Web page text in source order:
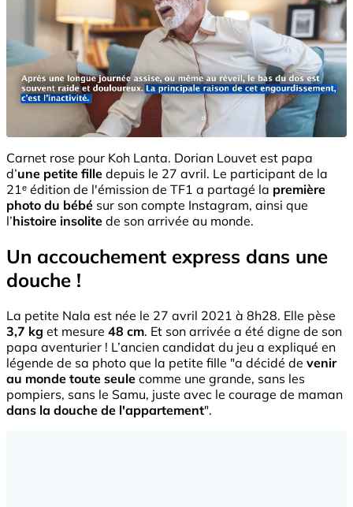
Carnet rose pour Koh Lanta. Dorian Louvet est papa
d’une petite fille depuis le 27 avril. Le participant de la
21ᵉ édition de l'émission de TF1 a partagé la première
photo du bébé sur son compte Instagram, ainsi que
l’histoire insolite de son arrivée au monde.
Un accouchement express dans une
douche !
La petite Nala est née le 27 avril 2021 à 8h28. Elle pèse
3,7 kg et mesure 48 cm. Et son arrivée a été digne de son
papa aventurier ! L’ancien candidat du jeu a expliqué en
légende de sa photo que la petite fille "a décidé de venir
au monde toute seule comme une grande, sans les
pompiers, sans le Samu, juste avec le courage de maman
dans la douche de l'appartement".